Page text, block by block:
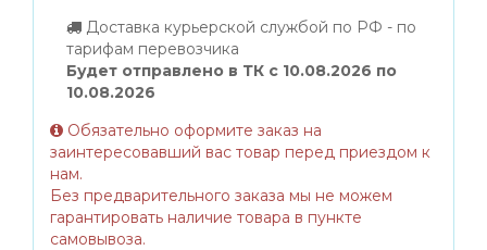
Доставка курьерской службой по РФ - по
тарифам перевозчика
Будет отправлено в ТК с 10.08.2026 по
10.08.2026
Обязательно оформите заказ на
заинтересовавший вас товар перед приездом к
нам.
Без предварительного заказа мы не можем
гарантировать наличие товара в пункте
самовывоза.